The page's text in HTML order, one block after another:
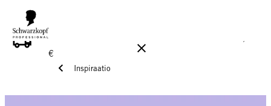
ILMAINEN TOIMITUS YLI 160 € TILAUKSIIN!
€
Inspiraatio